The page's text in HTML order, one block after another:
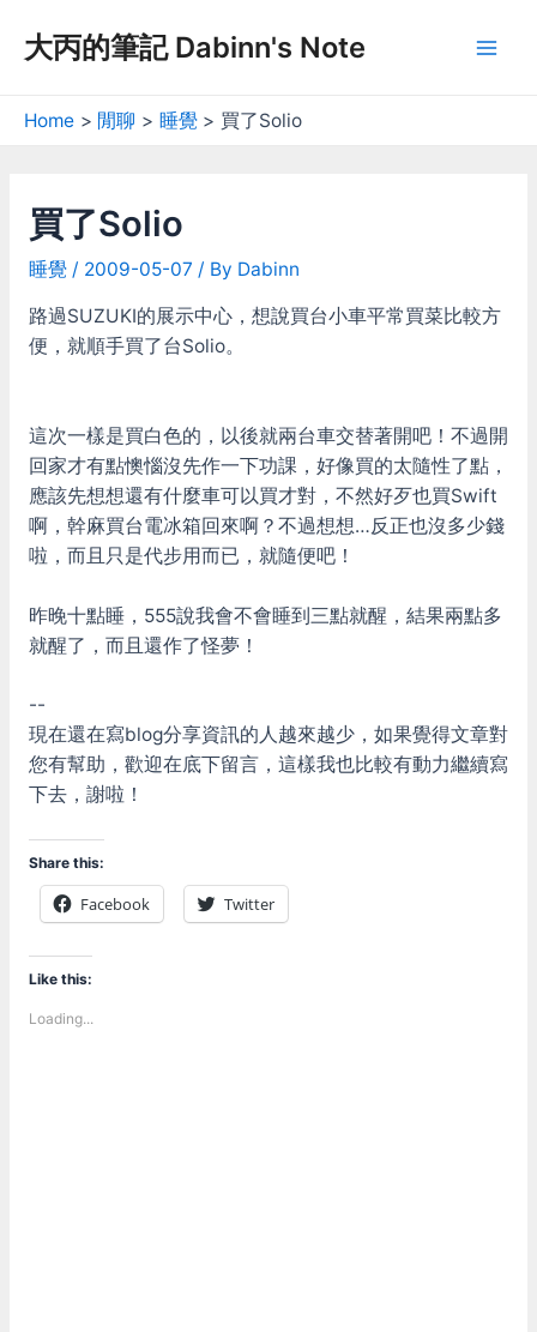
大丙的筆記 Dabinn's Note
Home 閒聊 睡覺 買了Solio
買了Solio
睡覺/ 2009-05-07 / By Dabinn
路過SUZUKI的展示中心，想說買台小車平常買菜比較方
便，就順手買了台Solio。
這次一樣是買白色的，以後就兩台車交替著開吧！不過開
回家才有點懊惱沒先作一下功課，好像買的太隨性了點，
應該先想想還有什麼車可以買才對，不然好歹也買Swift
啊，幹麻買台電冰箱回來啊？不過想想…反正也沒多少錢
啦，而且只是代步用而已，就隨便吧！
昨晚十點睡，555說我會不會睡到三點就醒，結果兩點多
就醒了，而且還作了怪夢！
--
現在還在寫blog分享資訊的人越來越少，如果覺得文章對
您有幫助，歡迎在底下留言，這樣我也比較有動力繼續寫
下去，謝啦！
Share this:
Facebook Twitter
Like this:
Loading...